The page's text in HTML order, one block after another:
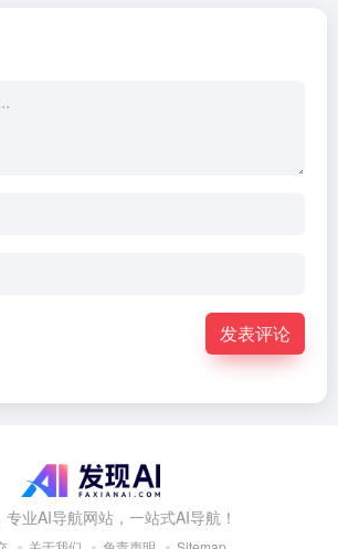
发表评论
专业AI导航网站，一站式AI导航！